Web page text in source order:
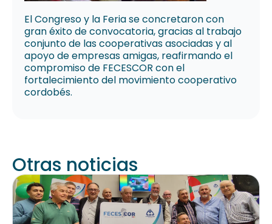
El Congreso y la Feria se concretaron con
gran éxito de convocatoria, gracias al trabajo
conjunto de las cooperativas asociadas y al
apoyo de empresas amigas, reafirmando el
compromiso de FECESCOR con el
fortalecimiento del movimiento cooperativo
cordobés.
Otras noticias